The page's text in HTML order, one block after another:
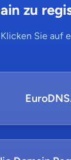
zu
Sie auf